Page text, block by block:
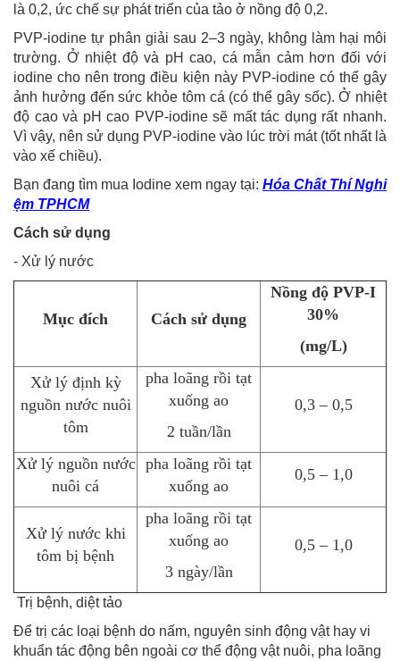
là 0,2, ức chế sự phát triển của tảo ở nồng độ 0,2.
PVP-iodine tự phân giải sau 2–3 ngày, không làm hại môi
trường. Ở nhiệt độ và pH cao, cá mẫn cảm hơn đối với
iodine cho nên trong điều kiện này PVP-iodine có thể gây
ảnh hưởng đến sức khỏe tôm cá (có thể gây sốc). Ở nhiệt
độ cao và pH cao PVP-iodine sẽ mất tác dụng rất nhanh.
Vì vậy, nên sử dụng PVP-iodine vào lúc trời mát (tốt nhất là
vào xế chiều).
Bạn đang tìm mua Iodine xem ngay tại: Hóa Chất Thí Nghi
ệm TPHCM
Cách sử dụng
- Xử lý nước
Mục đích Cách sử dụng
Nồng độ PVP-I
30%
(mg/L)
Xử lý định kỳ
nguồn nước nuôi
tôm
pha loãng rồi tạt
xuống ao
2 tuần/lần
0,3 – 0,5
Xử lý nguồn nước
nuôi cá
pha loãng rồi tạt
xuống ao
0,5 – 1,0
Xử lý nước khi
tôm bị bệnh
pha loãng rồi tạt
xuống ao
3 ngày/lần
0,5 – 1,0
Trị bệnh, diệt tảo
Để trị các loại bệnh do nấm, nguyên sinh động vật hay vi
khuẩn tác động bên ngoài cơ thể động vật nuôi, pha loãng